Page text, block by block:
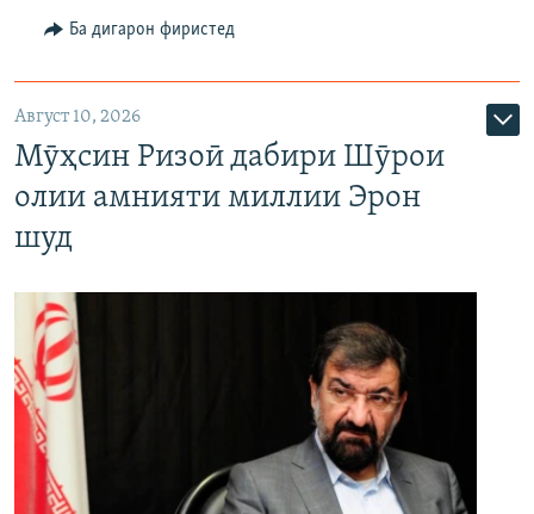
Ба дигарон фиристед
Август 10, 2026
Мӯҳсин Ризоӣ дабири Шӯрои
олии амнияти миллии Эрон
шуд